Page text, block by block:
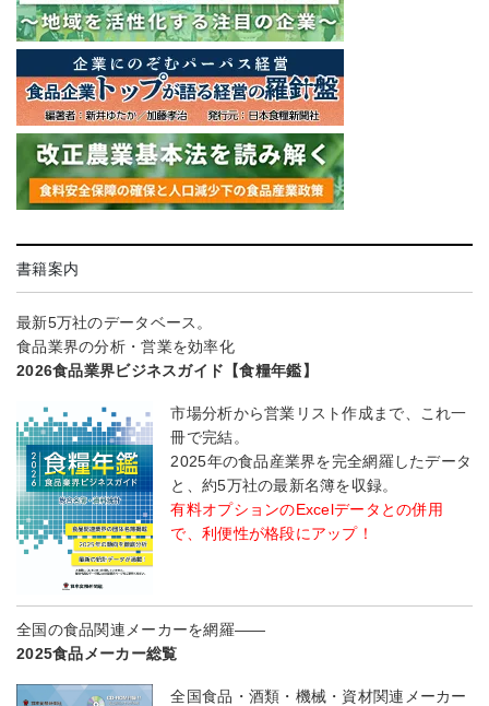
書籍案内
最新5万社のデータベース。
食品業界の分析・営業を効率化
2026食品業界ビジネスガイド【食糧年鑑】
市場分析から営業リスト作成まで、これ一
冊で完結。
2025年の食品産業界を完全網羅したデータ
と、約5万社の最新名簿を収録。
有料オプションのExcelデータとの併用
で、利便性が格段にアップ！
全国の食品関連メーカーを網羅――
2025食品メーカー総覧
全国食品・酒類・機械・資材関連メーカー